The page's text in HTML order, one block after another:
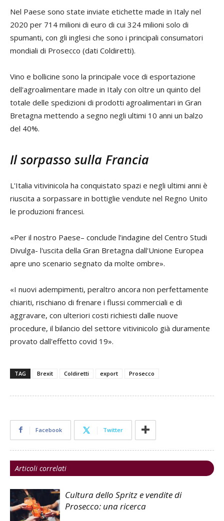
Nel Paese sono state inviate etichette made in Italy nel
2020 per 714 milioni di euro di cui 324 milioni solo di
spumanti, con gli inglesi che sono i principali consumatori
mondiali di Prosecco (dati Coldiretti).
Vino e bollicine sono la principale voce di esportazione
dell'agroalimentare made in Italy con oltre un quinto del
totale delle spedizioni di prodotti agroalimentari in Gran
Bretagna mettendo a segno negli ultimi 10 anni un balzo
del 40%.
Il sorpasso sulla Francia
L'Italia vitivinicola ha conquistato spazi e negli ultimi anni è
riuscita a sorpassare in bottiglie vendute nel Regno Unito
le produzioni francesi.
«Per il nostro Paese– conclude l’indagine del Centro Studi
Divulga- l'uscita della Gran Bretagna dall'Unione Europea
apre uno scenario segnato da molte ombre».
«I nuovi adempimenti, peraltro ancora non perfettamente
chiariti, rischiano di frenare i flussi commerciali e di
aggravare, con ulteriori costi richiesti dalle nuove
procedure, il bilancio del settore vitivinicolo già duramente
provato dall'effetto covid 19».
TAG Brexit Coldiretti export Prosecco
Facebook Twitter
Articoli correlati
Cultura dello Spritz e vendite di
Prosecco: una ricerca